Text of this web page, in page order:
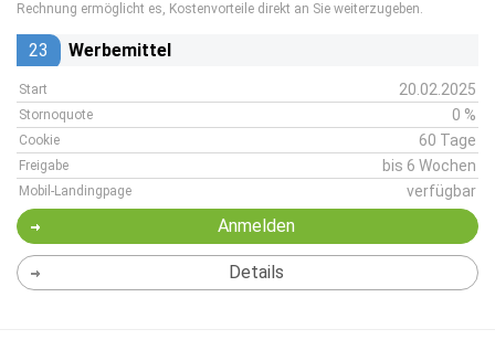
Rechnung ermöglicht es, Kostenvorteile direkt an Sie weiterzugeben.
23 Werbemittel
Start 20.02.2025
Stornoquote 0 %
Cookie 60 Tage
Freigabe bis 6 Wochen
Mobil-Landingpage verfügbar
Anmelden
Details